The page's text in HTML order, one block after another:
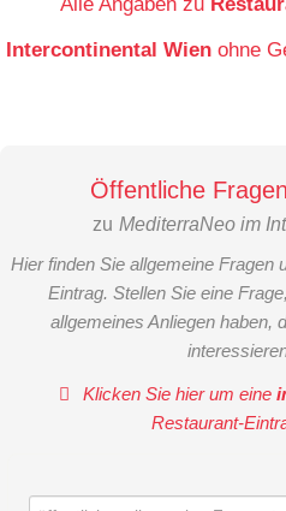
Intercontinental Wien ohne
Öffentliche
zu MediterraNeo im
Hier finden Sie allgemeine Fragen
Eintrag. Stellen Sie eine
allgemeines Anliegen haben,
Klicken Sie hier um eine
Restaurant-